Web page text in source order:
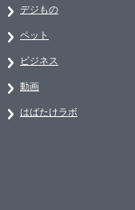
デジもの
ペット
ビジネス
動画
はばたけラボ